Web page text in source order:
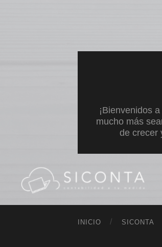
¡Bienvenidos
mucho más
de crecer
INICIO SICONTA